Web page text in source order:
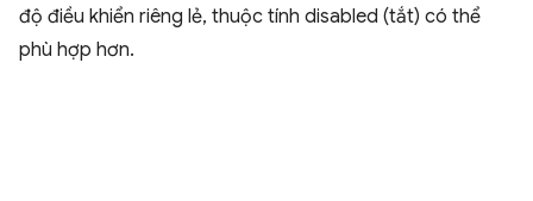
độ điều khiển riêng lẻ, thuộc tính disabled (tắt) có thể
phù hợp hơn.